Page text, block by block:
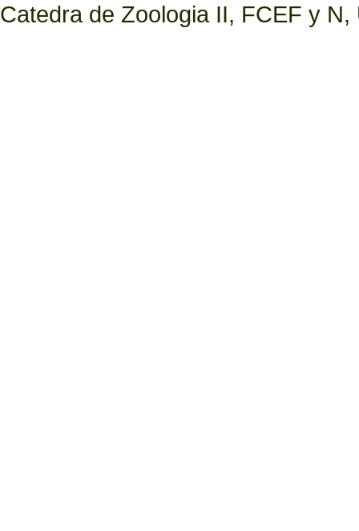
Catedra de Zoologia II, FCEF y N,